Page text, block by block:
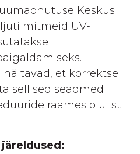
Keskus
mitmeid UV-
et korrektsel
sellised seadmed
raames olulist